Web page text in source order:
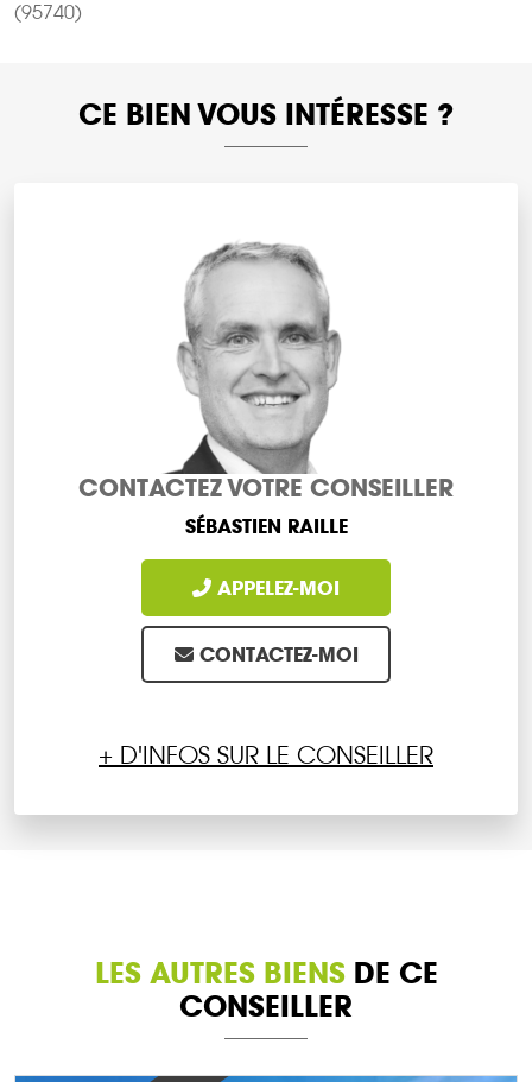
(95740)
CE BIEN VOUS INTÉRESSE ?
CONTACTEZ VOTRE CONSEILLER
SÉBASTIEN RAILLE
APPELEZ-MOI
CONTACTEZ-MOI
+ D'INFOS SUR LE CONSEILLER
LES AUTRES BIENSDE CE
CONSEILLER